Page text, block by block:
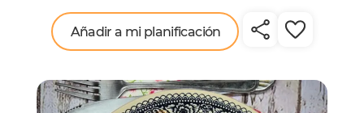
Añadir a mi planificación